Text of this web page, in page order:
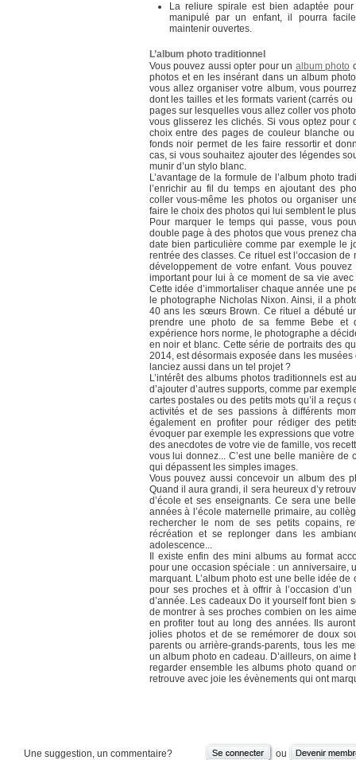
La reliure spirale est bien adaptée
manipulé par un enfant, il pourra
maintenir ouvertes.
L’album photo traditionnel
Vous pouvez aussi opter pour un album photo
photos et en les insérant dans un album
vous allez organiser votre album, vous
dont les tailles et les formats varient (carrés
pages sur lesquelles vous allez coller vos
vous glisserez les clichés. Si vous optez pour
choix entre des pages de couleur blanche
fonds noir permet de les faire ressortir et
cas, si vous souhaitez ajouter des légendes
munir d’un stylo blanc.
L’avantage de la formule de l’album photo
l’enrichir au fil du temps en ajoutant des
coller vous-même les photos ou organiser
faire le choix des photos qui lui semblent le
Pour marquer le temps qui passe, vous
double page à des photos que vous prenez
date bien particulière comme par exemple le
rentrée des classes. Ce rituel est l’occasion
développement de votre enfant. Vous
important pour lui à ce moment de sa vie
Cette idée d’immortaliser chaque année une
le photographe Nicholas Nixon. Ainsi, il a
40 ans les sœurs Brown. Ce rituel a débuté
prendre une photo de sa femme Bebe et
expérience hors norme, le photographe a
en noir et blanc. Cette série de portraits des
2014, est désormais exposée dans les
lanciez aussi dans un tel projet ?
L’intérêt des albums photos traditionnels est
d’ajouter d’autres supports, comme par
cartes postales ou des petits mots qu’il a
activités et de ses passions à différents
également en profiter pour rédiger des
évoquer par exemple les expressions que
des anecdotes de votre vie de famille, vos
vous lui donnez... C’est une belle manière de
qui dépassent les simples images.
Vous pouvez aussi concevoir un album des
Quand il aura grandi, il sera heureux d’y
d’école et ses enseignants. Ce sera une
années à l’école maternelle primaire, au
rechercher le nom de ses petits copains,
récréation et se replonger dans les
adolescence...
Il existe enfin des mini albums au format
pour une occasion spéciale : un anniversaire,
marquant. L’album photo est une belle idée
pour ses proches et à offrir à l’occasion
d’année. Les cadeaux Do it yourself font bien
de montrer à ses proches combien on les
en profiter tout au long des années. Ils
jolies photos et de se remémorer de doux
parents ou arrière-grands-parents, tous les
un album photo en cadeau. D’ailleurs, on
regarder ensemble les albums photo quand
retrouve avec joie les évènements qui ont
Une suggestion, un commentaire? ou